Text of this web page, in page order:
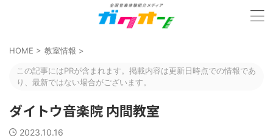
HOME > 教室情報 >
この記事にはPRが含まれます。掲載内容は更新日時点での情報であ
り、最新ではない場合がございます。
ダイトウ音楽院 内間教室
2023.10.16